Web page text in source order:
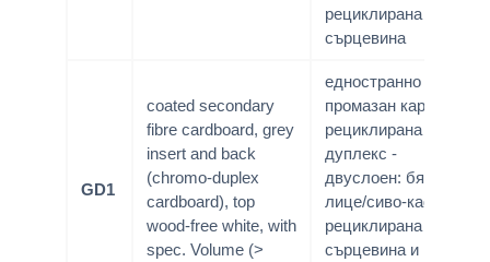
рециклирана
сърцевина
GD1
coated secondary
fibre cardboard, grey
insert and back
(chromo-duplex
cardboard), top
wood-free white, with
spec. Volume (>
едностранно
промазан картон;
рециклирана маса;
дуплекс -
двуслоен: бяло
лице/сиво-кафява
рециклирана
сърцевина и гръб;